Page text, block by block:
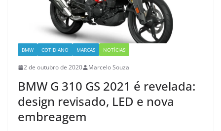
BMW COTIDIANO MARCAS NOTÍCIAS
2 de outubro de 2020 Marcelo Souza
BMW G 310 GS 2021 é revelada:
design revisado, LED e nova
embreagem